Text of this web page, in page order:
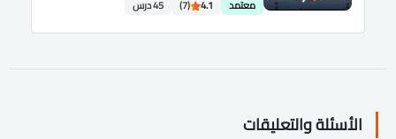
معتمد 4.1
(7) 45 درس
الأسئلة والتعليقات